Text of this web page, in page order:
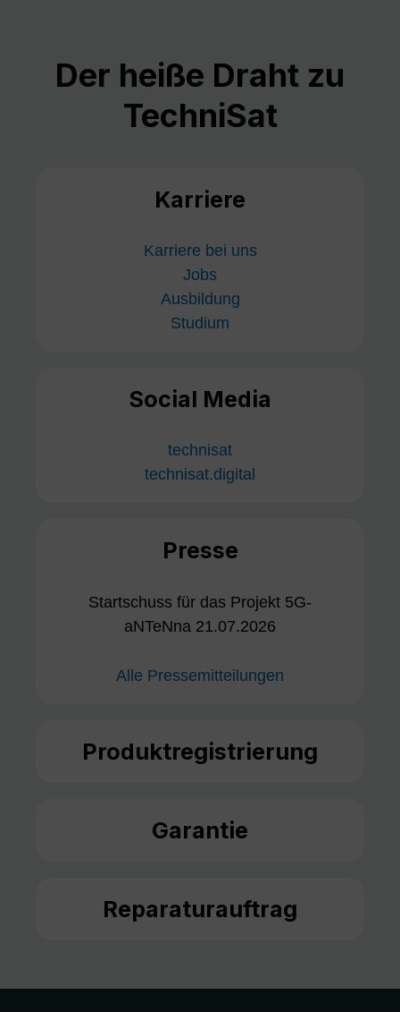
Der heiße Draht zu
TechniSat
Karriere
Karriere bei uns
Jobs
Ausbildung
Studium
Social Media
technisat
technisat.digital
Presse
Startschuss für das Projekt 5G-
aNTeNna 21.07.2026
Alle Pressemitteilungen
Produktregistrierung
Garantie
Reparaturauftrag